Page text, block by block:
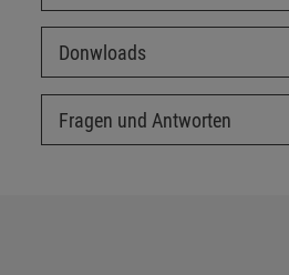
Donwloads
Fragen und Antworten